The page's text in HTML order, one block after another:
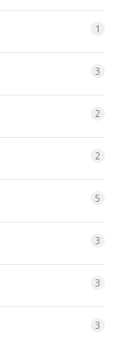
1
3
2
2
5
3
3
3